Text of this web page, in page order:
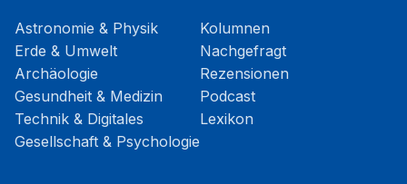
Astronomie & Physik
Erde & Umwelt
Archäologie
Gesundheit & Medizin
Technik & Digitales
Gesellschaft & Psychologie
Kolumnen
Nachgefragt
Rezensionen
Podcast
Lexikon